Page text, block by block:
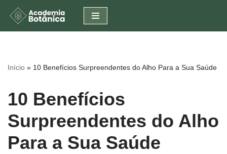
Pular
conteúdo
Início » 10 Benefícios Surpreendentes do Alho Para a Sua Saúde
10 Benefícios
Surpreendentes do Alho
Para a Sua Saúde